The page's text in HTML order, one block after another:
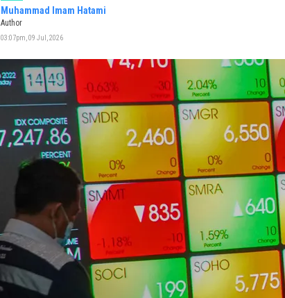
Muhammad Imam Hatami
Author
03:07pm, 09 Jul, 2026